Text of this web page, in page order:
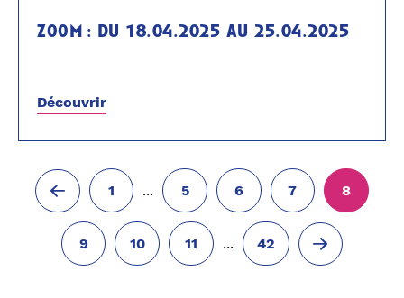
zoom : du 18.04.2025 au 25.04.2025
Découvrir
1 ... 5 6 7 8
9 10 11 ... 42